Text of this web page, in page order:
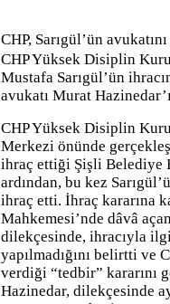
CHP, Sarıgül’ün
CHP Yüksek Disiplin
Mustafa Sarıgül’ün
avukatı Murat
CHP Yüksek Disiplin
Merkezi önünde
ihraç ettiği Şişli Belediye
ardından, bu kez
ihraç etti. İhraç kararına
Mahkemesi’nde dâvâ
dilekçesinde, ihracıyla
yapılmadığını belirtti ve
verdiği “tedbir” kararını
Hazinedar, dilekçesinde